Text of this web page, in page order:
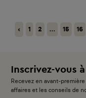
‹ 1 2 ... 15 16
Inscrivez-vous
Recevez en avant-
affaires et les conseils de